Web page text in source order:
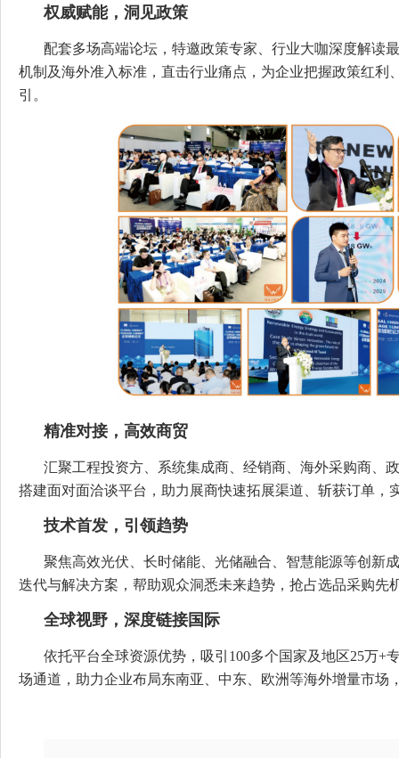
权威赋能，洞见政策
配套多场高端论坛，特邀政策专家、行业大咖深度解读
机制及海外准入标准，直击行业痛点，为企业把握政策红利
引。
精准对接，高效商贸
汇聚工程投资方、系统集成商、经销商、海外采购商、
搭建面对面洽谈平台，助力展商快速拓展渠道、斩获订单，
技术首发，引领趋势
聚焦高效光伏、长时储能、光储融合、智慧能源等创新
迭代与解决方案，帮助观众洞悉未来趋势，抢占选品采购先
全球视野，深度链接国际
依托平台全球资源优势，吸引100多个国家及地区25万+
场通道，助力企业布局东南亚、中东、欧洲等海外增量市场